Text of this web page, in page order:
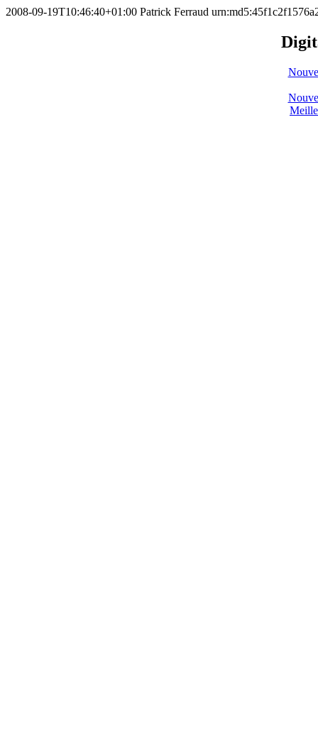
2008-09-19T10:46:40+01:00 Patrick Ferraud